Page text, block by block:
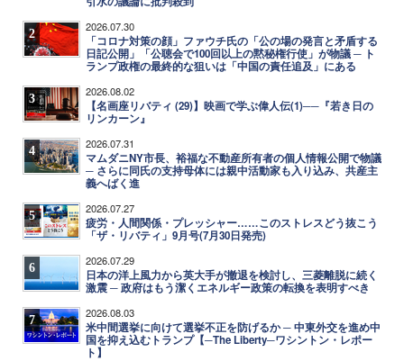
2 2026.07.30
「コロナ対策の顔」ファウチ氏の「公の場の発言と矛盾する
日記公開」「公聴会で100回以上の黙秘権行使」が物議 ─ ト
ランプ政権の最終的な狙いは「中国の責任追及」にある
3 2026.08.02
【名画座リバティ (29)】映画で学ぶ偉人伝(1)──『若き日の
リンカーン』
4 2026.07.31
マムダニNY市長、裕福な不動産所有者の個人情報公開で物議
─ さらに同氏の支持母体には親中活動家も入り込み、共産主
義へばく進
5 2026.07.27
疲労・人間関係・プレッシャー……このストレスどう抜こう
「ザ・リバティ」9月号(7月30日発売)
6 2026.07.29
日本の洋上風力から英大手が撤退を検討し、三菱離脱に続く
激震 ─ 政府はもう潔くエネルギー政策の転換を表明すべき
7 2026.08.03
米中間選挙に向けて選挙不正を防げるか ─ 中東外交を進め中
国を抑え込むトランプ【─The Liberty─ワシントン・レポー
ト】